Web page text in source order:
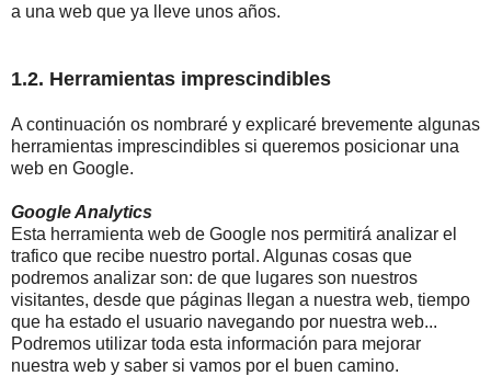
a una web que ya lleve unos años.
1.2. Herramientas imprescindibles
A continuación os nombraré y explicaré brevemente algunas
herramientas imprescindibles si queremos posicionar una
web en Google.
Google Analytics
Esta herramienta web de Google nos permitirá analizar el
trafico que recibe nuestro portal. Algunas cosas que
podremos analizar son: de que lugares son nuestros
visitantes, desde que páginas llegan a nuestra web, tiempo
que ha estado el usuario navegando por nuestra web...
Podremos utilizar toda esta información para mejorar
nuestra web y saber si vamos por el buen camino.